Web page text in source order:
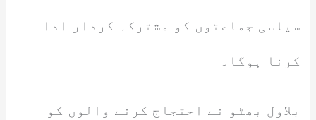
سیاسی جماعتوں کو مشترکہ کردار ادا
کرنا ہوگا۔
بلاول بھٹو نے احتجاج کرنے والوں کو